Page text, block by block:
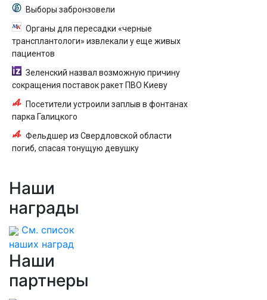
Выборы забронзовели
Органы для пересадки «черные
трансплантологи» извлекали у еще живых
пациентов
Зеленский назвал возможную причину
сокращения поставок ракет ПВО Киеву
Посетители устроили заплыв в фонтанах
парка Галицкого
Фельдшер из Свердловской области
погиб, спасая тонущую девушку
Наши
награды
См. список
наших наград
Наши
партнеры